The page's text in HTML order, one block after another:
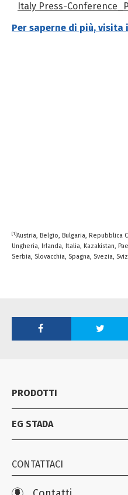
Italy Press-
Per saperne di più, visita
[1]Austria, Belgio, Bulgaria, Repubblica
Ungheria, Irlanda, Italia, Kazakistan,
Serbia, Slovacchia, Spagna, Svezia,
PRODOTTI
Listino prodotti
Consumer Healthcare
Biosimilari e specialistici
EG STADA
News
Iniziative
CONTATTACI